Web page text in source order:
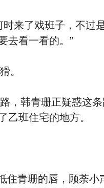
来了戏班子，不过
去看一看的。”
。
，韩青珊正疑惑这条
乙班住宅的地方。
住青珊的唇，顾荼小